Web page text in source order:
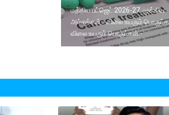
மத்திய பட்ஜெட் 2026-27 முக்கிய
அம்சங்கள்....விலை உயரும்
விலை உயரும் பொருட்கள்.-